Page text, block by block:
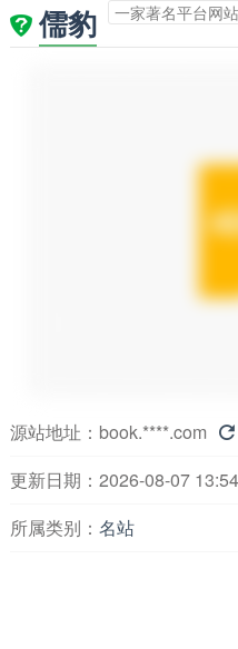
儒豹 一家著名平台网站
源站地址： book.****.com 
更新日期：2026-08-07
所属类别： 名站